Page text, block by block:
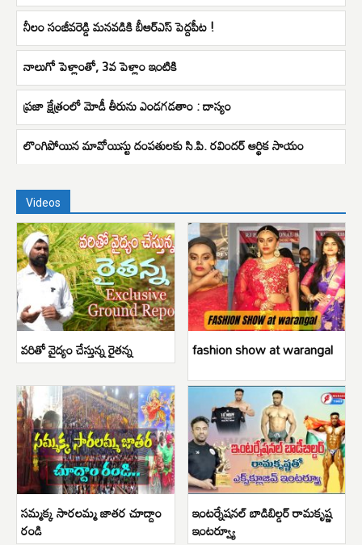
నీలం సంజీవరెడ్డి మనవడికి బీఆర్ఎస్ పెద్దపీట !
నాలుగో పెళ్లాంతో, 3వ పెళ్లాం ఇంటికి
ప్రజా క్షేత్రంలో మోడీ తీరును ఎండగడతాం : దాస్యం
లొంగిపోయిన మావోయిస్టు దంపతులకు సి.పి. రవిందర్ ఆర్థిక సాయం
Videos
వరితో వైద్యం చేస్తున్న రైతన్న fashion show at warangal
సమ్మక్క సారలమ్మ జాతర చూద్దాం
రండి
ఇంటర్నేషనల్ బాడిబిల్డర్ రామకృష్ణ
ఇంటర్వ్యూ